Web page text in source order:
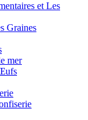
et Les
Graines
mer